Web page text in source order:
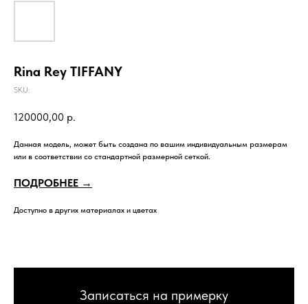
Rina Rey TIFFANY
SKU:
120000,00 р.
Данная модель, может быть создана по вашим индивидуальным размерам
или в соответствии со стандартной размерной сеткой.
ПОДРОБНЕЕ →
Доступно в других материалах и цветах
Записаться на примерку